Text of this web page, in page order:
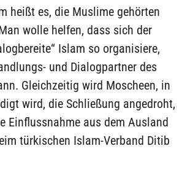
heißt es, die Muslime gehörten
wolle helfen, dass sich der
Islam so organisiere,
und Dialogpartner des
Gleichzeitig wird Moscheen, in
wird, die Schließung angedroht,
Einflussnahme aus dem Ausland
türkischen Islam-Verband Ditib